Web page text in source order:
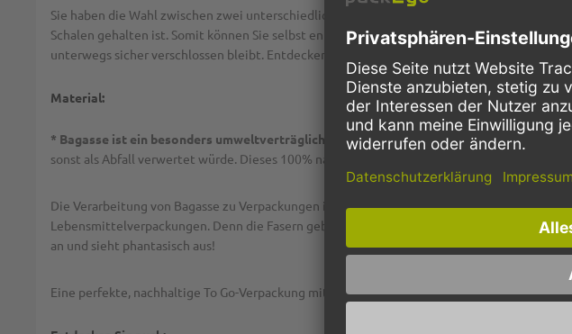
Sie haben die Wahl zwischen zwei unterschiedlichen
Schalen gehalten ist. Somit können Sie selbst entscheiden, welcher Deckel besser zu
unterwegs sicher verschlossen bleibt. Entdecken Sie mit der pack2go Salatschale "Eco
Material:
* Bagasse ist ein besonders umweltverträglicher Rohstoff, der bei der Gewinnung von
sonst als Abfall verwertet würde. Dieses 100% natürliche Material kann selbstverständlich
Die Verarbeitung von Bagasse zu Verpackungen ist besonders innovativ: Die
Lebensmittelverpackungen. Denn die Fasern geben viel Stabilität und machen das
an und sieht phantasisch aus!
Eine perfekte, nachhaltige To Go-Verpackung mit auffallend schöner, natürlicher Optik!